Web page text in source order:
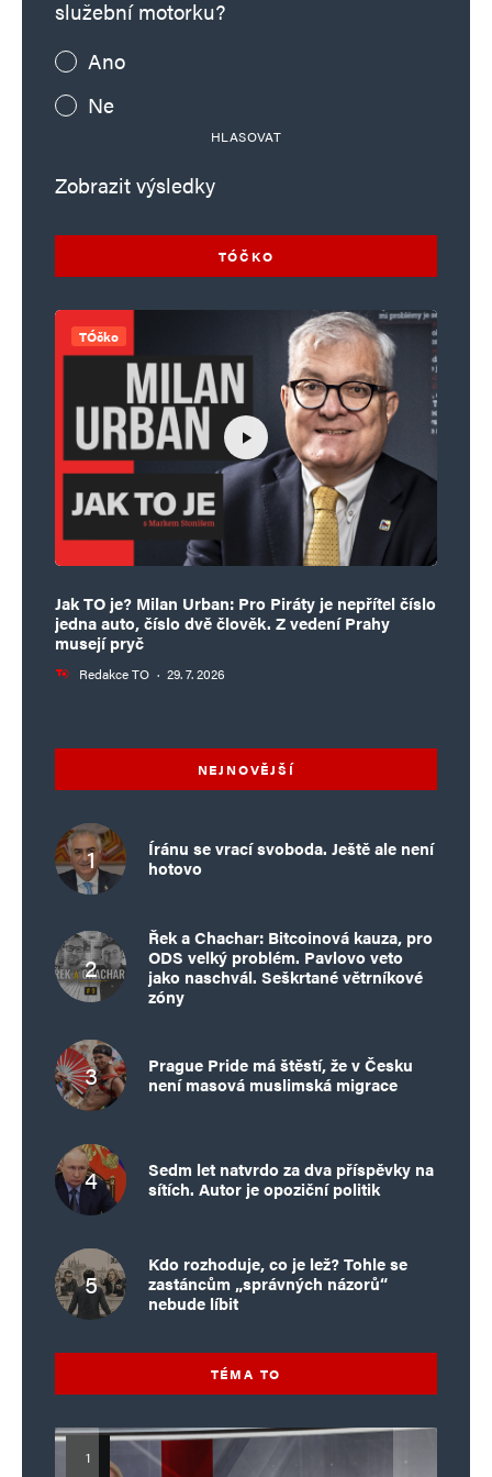
služební motorku?
Ano
Ne
HLASOVAT
Zobrazit výsledky
TÓČKO
TÓčko
Jak TO je? Milan Urban: Pro Piráty je nepřítel číslo
jedna auto, číslo dvě člověk. Z vedení Prahy
musejí pryč
Redakce TO · 29. 7. 2026
NEJNOVĚJŠÍ
Íránu se vrací svoboda. Ještě ale není
hotovo
Řek a Chachar: Bitcoinová kauza, pro
ODS velký problém. Pavlovo veto
jako naschvál. Seškrtané větrníkové
zóny
Prague Pride má štěstí, že v Česku
není masová muslimská migrace
Sedm let natvrdo za dva příspěvky na
sítích. Autor je opoziční politik
Kdo rozhoduje, co je lež? Tohle se
zastáncům „správných názorů“
nebude líbit
TÉMA TO